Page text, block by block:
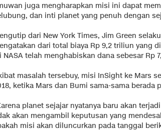
juga mengharapkan misi ini dapat
dan inti planet yang penuh dengan
dari New York Times, Jim Green
dari total biaya Rp 9,2 triliun yang
NASA telah menghabiskan dana sebesar Rp
masalah tersebuy, misi InSight ke Mars
ketika Mars dan Bumi sama-sama berada
planet sejajar nyatanya baru akan
akan mengambil keputusan yang
misi akan diluncurkan pada tanggal